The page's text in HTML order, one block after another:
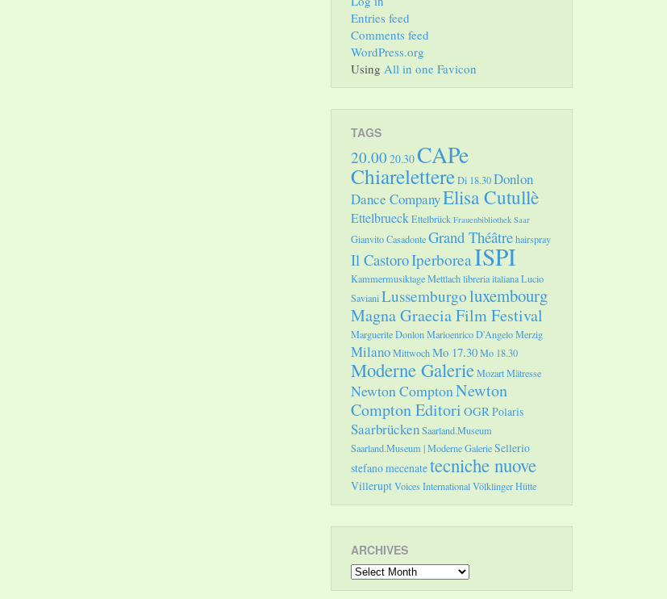
Entries feed
Comments feed
WordPress.org
Using All in one Favicon
TAGS
20.00 20.30CAPe
ChiarelettereDi 18.30Donlon
Dance CompanyElisa Cutullè
EttelbrueckEttelbrück Frauenbibliothek Saar
Gianvito CasadonteGrand Théâtrehairspray
Il CastoroIperboreaISPI
Kammermusiktage Mettlachlibreria italianaLucio
SavianiLussemburgoluxembourg
Magna Graecia Film Festival
Marguerite DonlonMarioenrico D'AngeloMerzig
MilanoMittwochMo 17.30Mo 18.30
Moderne GalerieMozartMätresse
Newton ComptonNewton
Compton Editori OGRPolaris
SaarbrückenSaarland.Museum
Saarland.Museum | Moderne GalerieSellerio
stefano mecenatetecniche nuove
VilleruptVoices InternationalVölklinger Hütte
ARCHIVES
Archives